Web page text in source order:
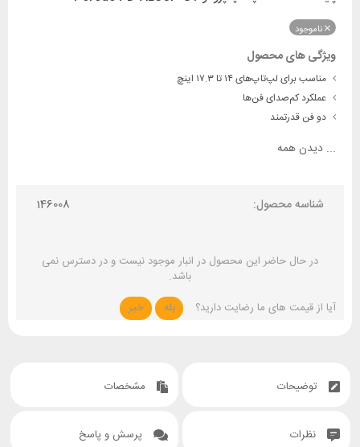
ناموجود
ویژگی های محصول
مناسب برای لپ‌تاپ‌های ۱۴ تا ۱۷.۳ اینچ
عملکرد کم‌صدای فن‌ها
دو فن قدرتمند
... دیدن همه
شناسه محصول: 146008
در حال حاضر این محصول در انبار موجود نیست و در دسترس نمی
باشد.
آیا از قیمت های ما رضایت دارید؟
بله خیر
توضیحات مشخصات
نظرات پرسش و پاسخ